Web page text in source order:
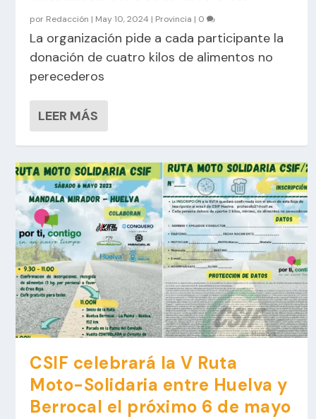
por Redacción | May 10, 2024 | Provincia | 0
La organización pide a cada participante la
donación de cuatro kilos de alimentos no
perecederos
LEER MÁS
CSIF celebrará la V Ruta
Moto-Solidaria entre Huelva y
Berrocal el próximo 6 de mayo